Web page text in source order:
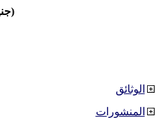
(جنيف،
الوثائق
المنشورات